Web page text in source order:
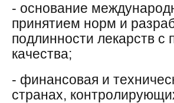
- основание
принятием норм и
подлинности лекарств с
качества;
- финансовая и
странах,